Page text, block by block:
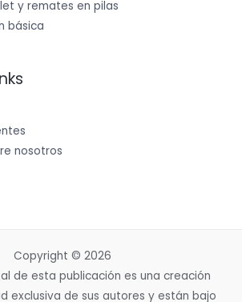
y remates en pilas
básica
nosotros
Copyright © 2026
de esta publicación es una creación
exclusiva de sus autores y están bajo